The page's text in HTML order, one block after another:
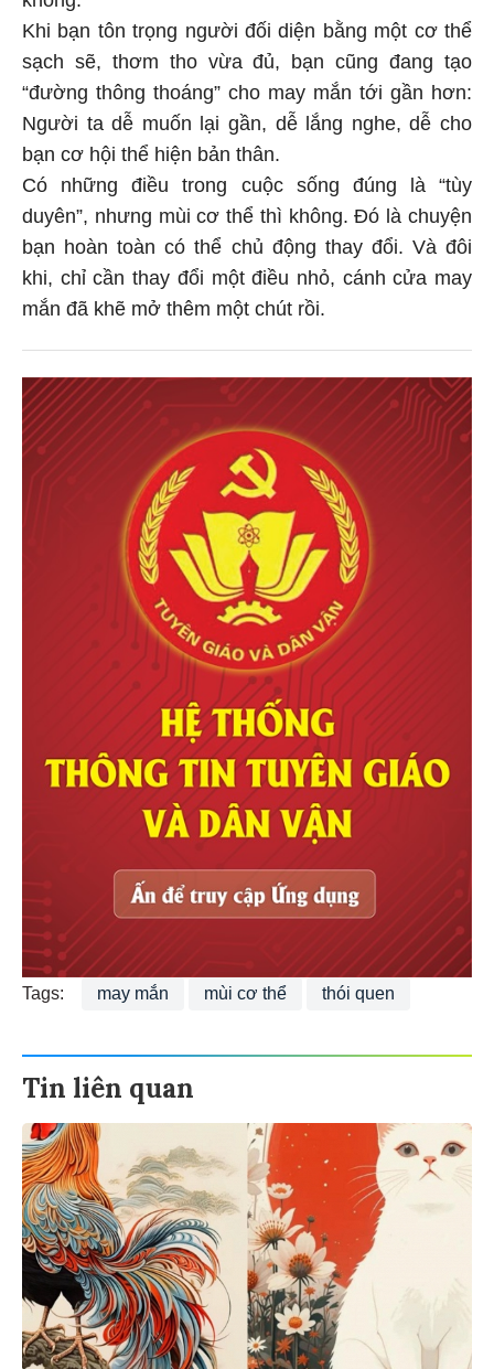
Khi bạn tôn trọng người đối diện bằng một cơ thể
sạch sẽ, thơm tho vừa đủ, bạn cũng đang tạo
“đường thông thoáng” cho may mắn tới gần hơn:
Người ta dễ muốn lại gần, dễ lắng nghe, dễ cho
bạn cơ hội thể hiện bản thân.
Có những điều trong cuộc sống đúng là “tùy
duyên”, nhưng mùi cơ thể thì không. Đó là chuyện
bạn hoàn toàn có thể chủ động thay đổi. Và đôi
khi, chỉ cần thay đổi một điều nhỏ, cánh cửa may
mắn đã khẽ mở thêm một chút rồi.
Tags: may mắn mùi cơ thể thói quen
Tin liên quan